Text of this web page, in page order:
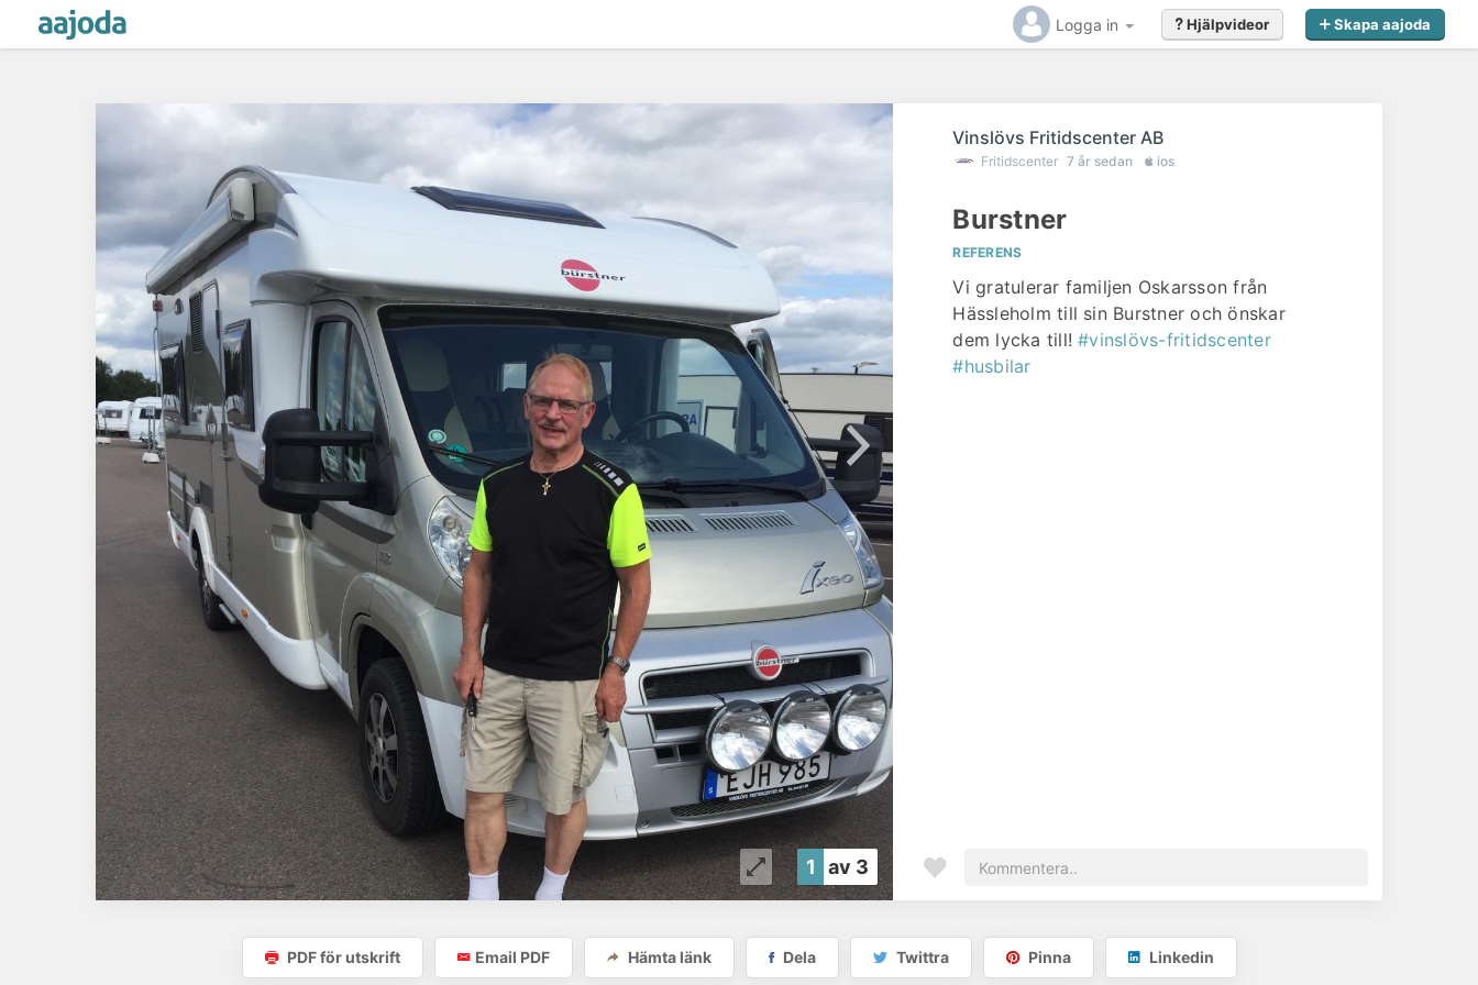
Logga in Skapa aajoda
Hjälpvideor
1 av 3
Vinslövs Fritidscenter AB
Fritidscenter 7 år sedan ios
Burstner
REFERENS
Vi gratulerar familjen Oskarsson från
Hässleholm till sin Burstner och önskar
dem lycka till!#vinslövs-fritidscenter
#husbilar
PDF för utskrift Email PDF Hämta länk Dela Twittra Pinna Linkedin